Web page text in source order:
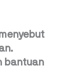
bantuan